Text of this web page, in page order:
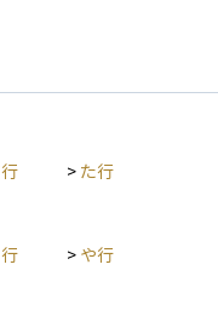
> た行
> や行